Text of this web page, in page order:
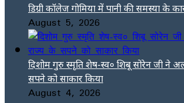
डिग्री कॉलेज गोमिया में पानी की समस्या के
August 5, 2026
दिशोम गुरु स्मृति शेष-स्व० शिबू सोरेन जी ने
सपने को साकार किया
August 4, 2026